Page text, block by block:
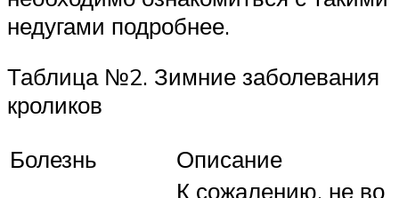
недугами подробнее.
Таблица №2. Зимние заболевания
кроликов
Болезнь
Описание
К сожалению, не во